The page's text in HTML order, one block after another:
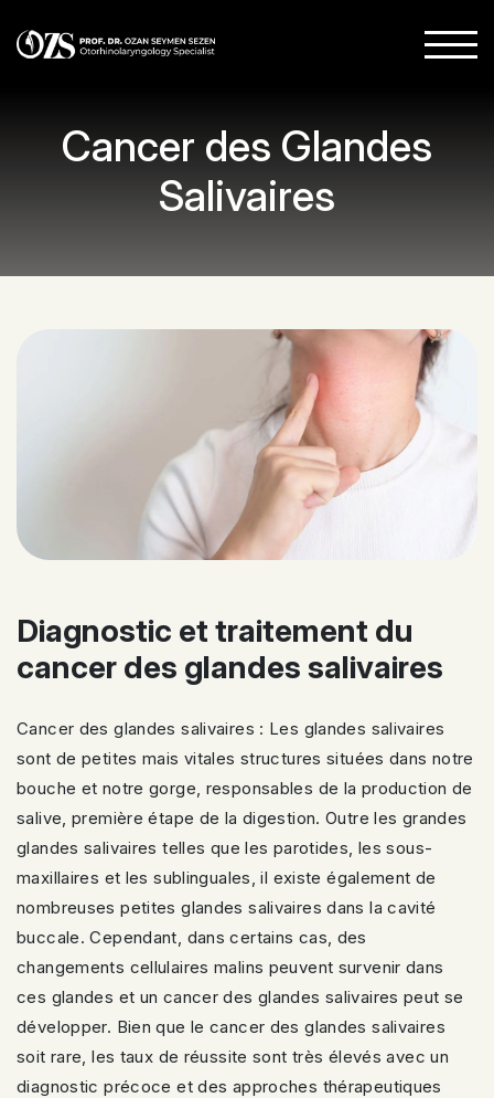
Cancer des Glandes
Salivaires
Diagnostic et traitement du
cancer des glandes salivaires
Cancer des glandes salivaires : Les glandes salivaires
sont de petites mais vitales structures situées dans notre
bouche et notre gorge, responsables de la production de
salive, première étape de la digestion. Outre les grandes
glandes salivaires telles que les parotides, les sous-
maxillaires et les sublinguales, il existe également de
nombreuses petites glandes salivaires dans la cavité
buccale. Cependant, dans certains cas, des
changements cellulaires malins peuvent survenir dans
ces glandes et un cancer des glandes salivaires peut se
développer. Bien que le cancer des glandes salivaires
soit rare, les taux de réussite sont très élevés avec un
diagnostic précoce et des approches thérapeutiques